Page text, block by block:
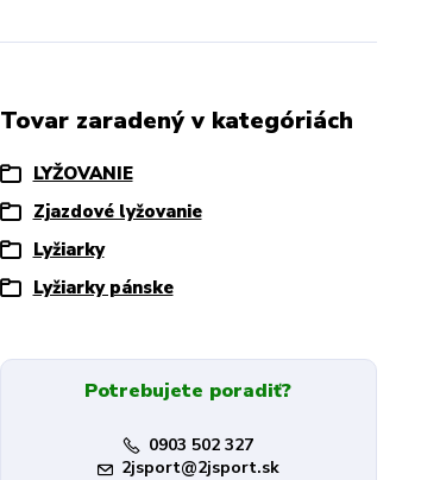
Tovar zaradený v kategóriách
LYŽOVANIE
Zjazdové lyžovanie
Lyžiarky
Lyžiarky pánske
Potrebujete poradiť?
0903 502 327
2jsport@2jsport.sk